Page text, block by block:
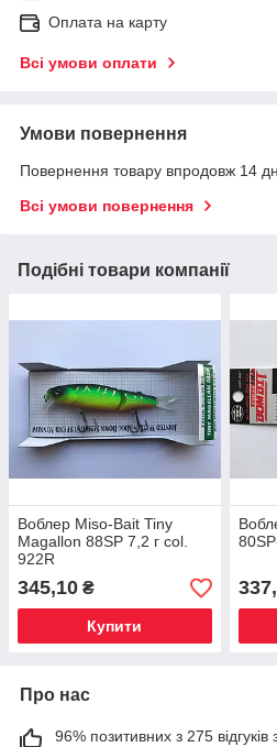
Оплата на карту
Всі умови оплати
Умови повернення
Повернення товару впродовж 14
Всі умови повернення
Подібні товари компанії
Воблер Miso-Bait Tiny
Magallon 88SP 7,2 г col.
922R
345,10 ₴
Купити
Про нас
96% позитивних з 275 відгуків